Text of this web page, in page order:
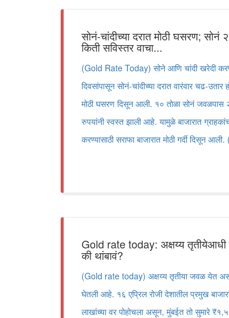
सोनं-चांदीच्या दरात मोठी घसरण;
किती सविस्तर वाचा...
(Gold Rate Today) सोने आणि चांदी खरेदी
दिवसांपासून सोनं-चांदीच्या दरात वारंवार चढ-
मोठी घसरण दिसून आली. १० तोळा सोनं जवळपास
रुपयांनी स्वस्त झाली आहे. यामुळे बाजारात
करण्यासाठी सराफा बाजारात मोठी गर्दी दिसून
Gold rate today: अक्षय्य तृतीयेआधी
की थांबावं?
(Gold rate today) अक्षय्य तृतीया जवळ येत
घेतली आहे. १६ एप्रिल रोजी देशातील प्रमुख
लाखांच्या वर पोहोचला असून, मुंबईत तो सुमारे